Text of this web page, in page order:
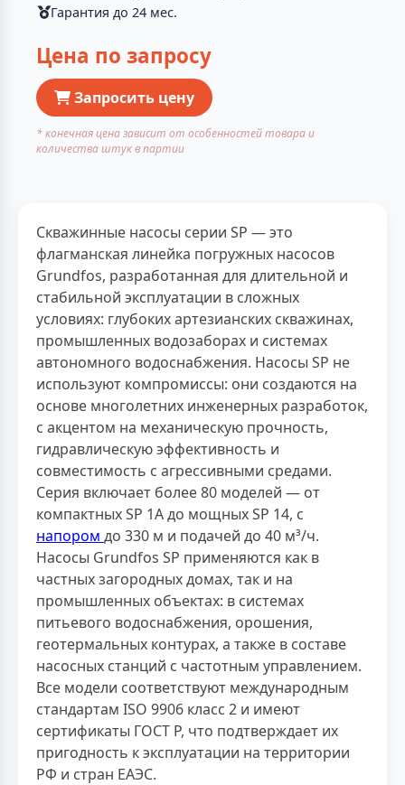
Гарантия до 24 мес.
Цена по запросу
Запросить цену
* конечная цена зависит от особенностей товара и
количества штук в партии
Скважинные насосы серии SP — это
флагманская линейка погружных насосов
Grundfos, разработанная для длительной и
стабильной эксплуатации в сложных
условиях: глубоких артезианских скважинах,
промышленных водозаборах и системах
автономного водоснабжения. Насосы SP не
используют компромиссы: они создаются на
основе многолетних инженерных разработок,
с акцентом на механическую прочность,
гидравлическую эффективность и
совместимость с агрессивными средами.
Серия включает более 80 моделей — от
компактных SP 1A до мощных SP 14, с
напором до 330 м и подачей до 40 м³/ч.
Насосы Grundfos SP применяются как в
частных загородных домах, так и на
промышленных объектах: в системах
питьевого водоснабжения, орошения,
геотермальных контурах, а также в составе
насосных станций с частотным управлением.
Все модели соответствуют международным
стандартам ISO 9906 класс 2 и имеют
сертификаты ГОСТ Р, что подтверждает их
пригодность к эксплуатации на территории
РФ и стран ЕАЭС.